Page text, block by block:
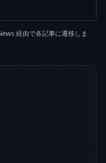
経由で各記事に遷移しま